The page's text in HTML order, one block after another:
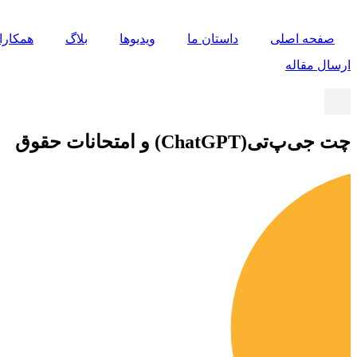
محتواصفحه اصلی داستان ما ویدیوها بلاگ
ارسال مقاله
چت جی‌پ‌تی(ChatGPT) و امتحانات حقوق